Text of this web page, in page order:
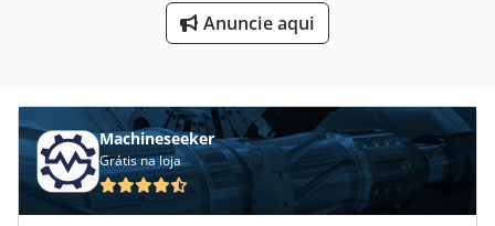
Máquinas De Forjamento
Tecnologia De Asfalto
Anuncie aqui
Machineseeker
Grátis na loja